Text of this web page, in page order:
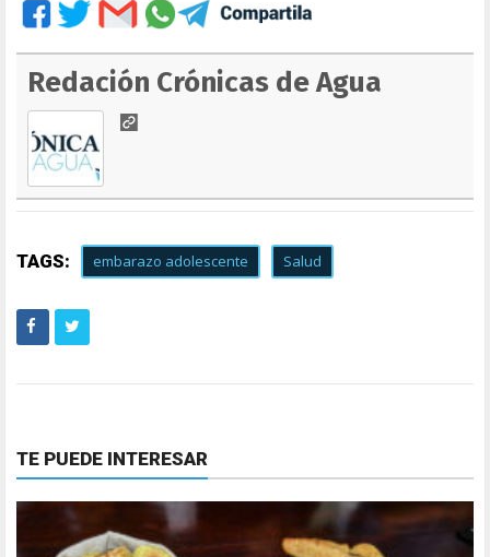
Redación Crónicas de Agua
TAGS: embarazo adolescente Salud
TE PUEDE INTERESAR